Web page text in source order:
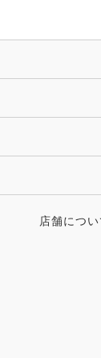
時計・財布
キーホル
その他 フ
ピン・ブロ
その他 ア
店舗につい